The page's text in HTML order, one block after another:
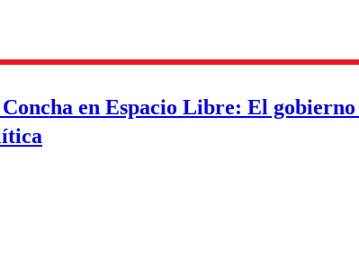
en Espacio Libre: El